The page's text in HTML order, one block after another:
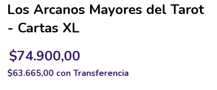
Los Arcanos Mayores del Tarot
- Cartas XL
$74.900,00
$63.665,00 con Transferencia